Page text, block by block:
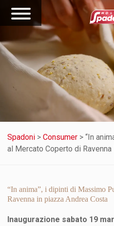
Spadoni > Consumer > “In
al Mercato Coperto di
“In anima”, i dipinti di Massimo
Ravenna in piazza Andrea Costa
Inaugurazione sabato 19